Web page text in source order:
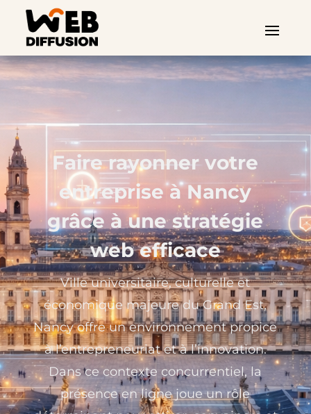
Faire rayonner votre
entreprise à Nancy
grâce à une stratégie
web efficace
Ville universitaire, culturelle et
économique majeure du Grand Est,
Nancy offre un environnement propice
à l’entrepreneuriat et à l’innovation.
Dans ce contexte concurrentiel, la
présence en ligne joue un rôle